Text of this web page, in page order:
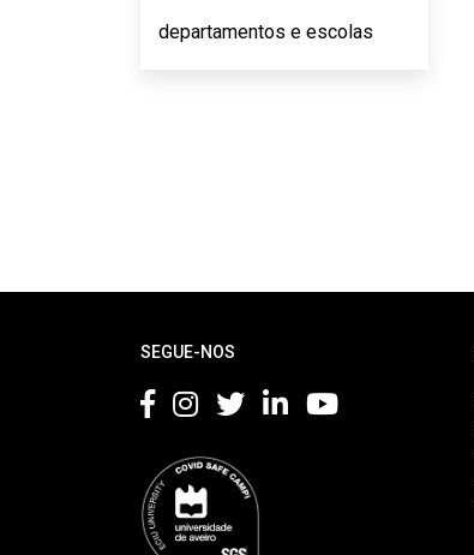
departamentos e escolas
SEGUE-NOS